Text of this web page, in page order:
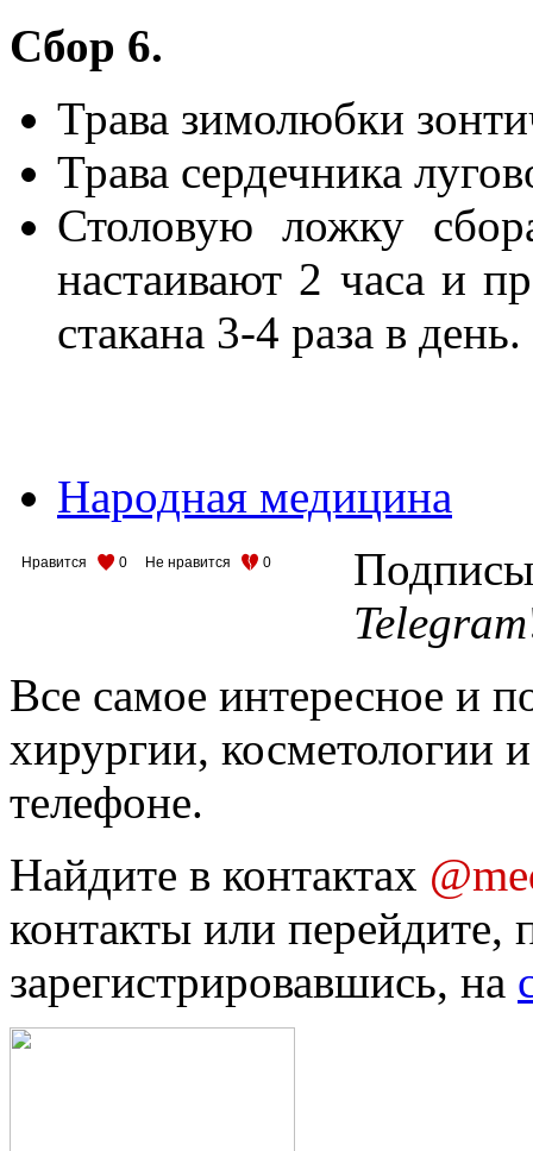
Сбор 6.
Трава зимолюбки
Трава сердечника
Столовую ложку
настаивают 2 часа и
стакана 3-4 раза в день.
Народная медицина
Нравится 0 Не нравится 0
Telegram
Все самое интересное и
хирургии, косметологии
телефоне.
Найдите в контактах
контакты или перейдите,
зарегистрировавшись, на